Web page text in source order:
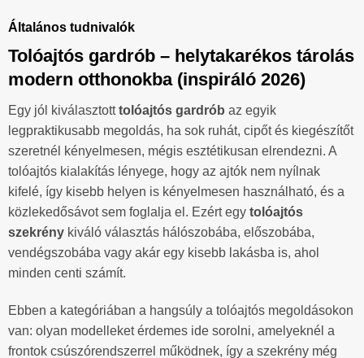
Általános tudnivalók
Tolóajtós gardrób – helytakarékos tárolás
modern otthonokba (inspiráló 2026)
Egy jól kiválasztotttolóajtós gardrób az egyik
legpraktikusabb megoldás, ha sok ruhát, cipőt és kiegészítőt
szeretnél kényelmesen, mégis esztétikusan elrendezni. A
tolóajtós kialakítás lényege, hogy az ajtók nem nyílnak
kifelé, így kisebb helyen is kényelmesen használható, és a
közlekedősávot sem foglalja el. Ezért egy tolóajtós
szekrény kiváló választás hálószobába, előszobába,
vendégszobába vagy akár egy kisebb lakásba is, ahol
minden centi számít.
Ebben a kategóriában a hangsúly a tolóajtós megoldásokon
van: olyan modelleket érdemes ide sorolni, amelyeknél a
frontok csúszórendszerrel működnek, így a szekrény még